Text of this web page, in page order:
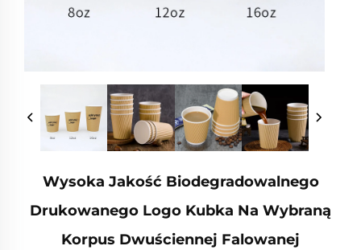
Wysoka Jakość Biodegradowalnego
Drukowanego Logo Kubka Na Wybraną
Korpus Dwuściennej Falowanej